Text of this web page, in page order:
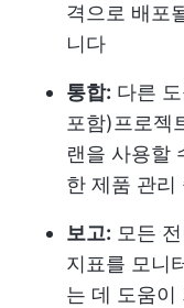
격으로 배포
니다
통합: 다른
포함)프로젝
랜을 사용할
한 제품 관리
보고: 모든
지표를 모니
는 데 도움이